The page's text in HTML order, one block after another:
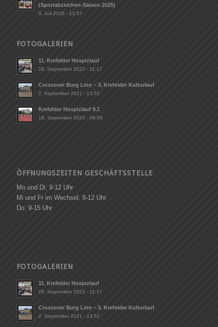
(Sportabzeichen-Saison 2025)
9. Juli 2026 - 13:57
FOTOGALERIEN
11. Krefelder Hospizlauf
28. September 2022 - 11:17
Crossover Burg Linn – 3. Krefelder Kulturlauf
2. September 2021 - 13:52
Krefelder Hospizlauf 9.1
18. September 2020 - 09:56
ÖFFNUNGSZEITEN GESCHÄFTSSTELLE
Mo und Di: 9-12 Uhr
Mi und Fr im Wechsel: 9-12 Uhr
Do: 9-15 Uhr
FOTOGALERIEN
11. Krefelder Hospizlauf
28. September 2022 - 11:17
Crossover Burg Linn – 3. Krefelder Kulturlauf
2. September 2021 - 13:52